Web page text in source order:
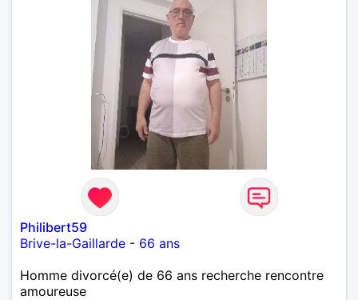
Philibert59
Brive-la-Gaillarde - 66 ans
Homme divorcé(e) de 66 ans recherche rencontre
amoureuse